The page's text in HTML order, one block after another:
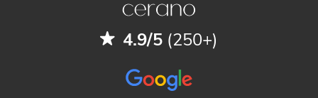
4.9/5 (250+)